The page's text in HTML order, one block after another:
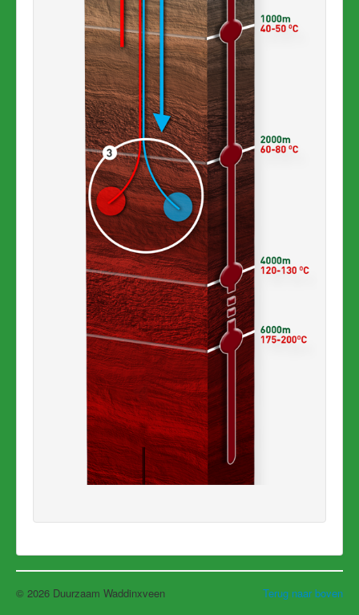
Terug naar boven
© 2026 Duurzaam Waddinxveen